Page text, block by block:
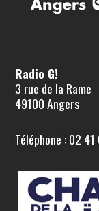
Radio G!
3 rue de la Rame
49100 Angers
Téléphone : 02